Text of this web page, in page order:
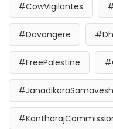
#CowVigilantes
#Davangere
#FreePalestine